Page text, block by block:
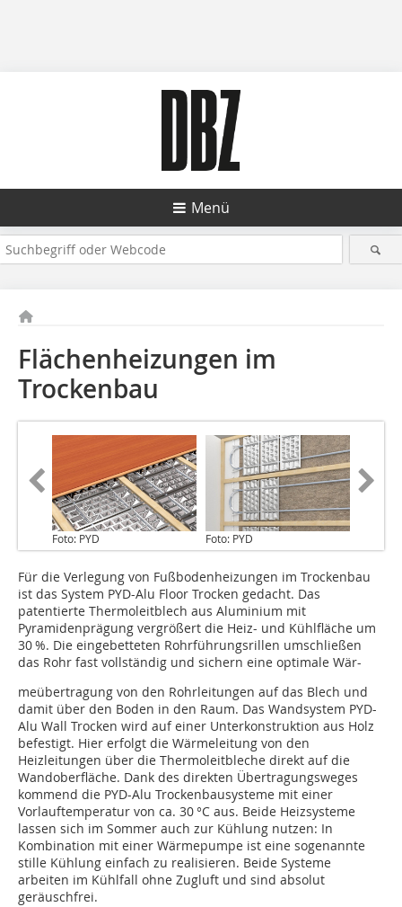
Menü
Flächenheizungen im
Trockenbau
Foto: PYD Foto: PYD
Für die Verlegung von Fußbodenheizungen im Trockenbau
ist das System PYD-Alu Floor Trocken gedacht. Das
patentierte Thermoleitblech aus Aluminium mit
Pyramidenprägung vergrößert die Heiz- und Kühlfläche um
30 %. Die eingebetteten Rohrführungsrillen umschließen
das Rohr fast vollständig und sichern eine optimale Wär-
meübertragung von den Rohrleitungen auf das Blech und
damit über den Boden in den Raum. Das Wandsystem PYD-
Alu Wall Trocken wird auf einer Unterkonstruktion aus Holz
befestigt. Hier erfolgt die Wärmeleitung von den
Heizleitungen über die Thermoleitbleche direkt auf die
Wandoberfläche. Dank des direkten Übertragungsweges
kommend die PYD-Alu Trockenbausysteme mit einer
Vorlauftemperatur von ca. 30 °C aus. Beide Heizsysteme
lassen sich im Sommer auch zur Kühlung nutzen: In
Kombination mit einer Wärmepumpe ist eine sogenannte
stille Kühlung einfach zu realisieren. Beide Systeme
arbeiten im Kühlfall ohne Zugluft und sind absolut
geräuschfrei.